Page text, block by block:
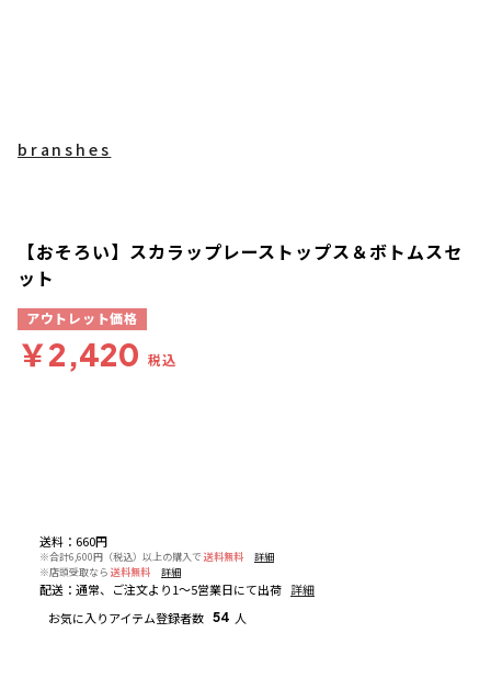
送料 ： 660円
※合計6,600円（税込）以上の購入で 送料無料
詳細
※店頭受取なら 送料無料 詳細
配送 ： 通常、ご注文より1～5営業日にて出荷 詳細
お気に入りアイテム登録者数 54 人
branshes
【おそろい】スカラップレーストップス＆ボトムスセ
ット
アウトレット価格
￥2,420 税込